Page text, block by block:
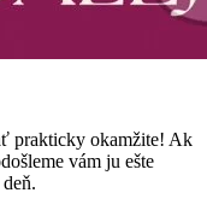
prakticky okamžite! Ak
vám ju ešte